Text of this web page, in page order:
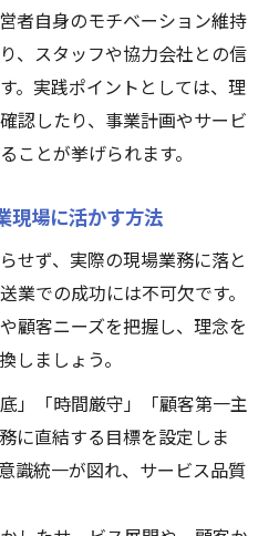
者自身のモチベーション維持
、スタッフや協力会社との信
。実践ポイントとしては、理
認したり、事業計画やサービ
ことが挙げられます。
現場に活かす方法
せず、実際の現場業務に落と
業での成功には不可欠です。
顧客ニーズを把握し、理念を
しましょう。
」「時間厳守」「顧客第一主
に直結する目標を設定しま
識統一が図れ、サービス品質